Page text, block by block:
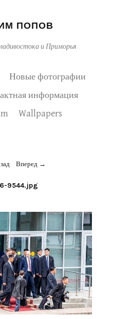
ПОПОВ
и Приморья
Новые фотографии
информация
Wallpapers
Вперед
9544.jpg